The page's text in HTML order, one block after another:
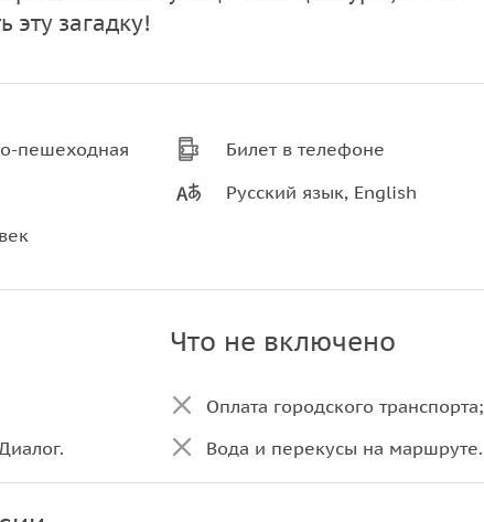
загадку!
пешеходная
Билет в телефоне
Русский язык, English
Что не включено
Оплата городского транспорта;
Вода и перекусы на маршруте.